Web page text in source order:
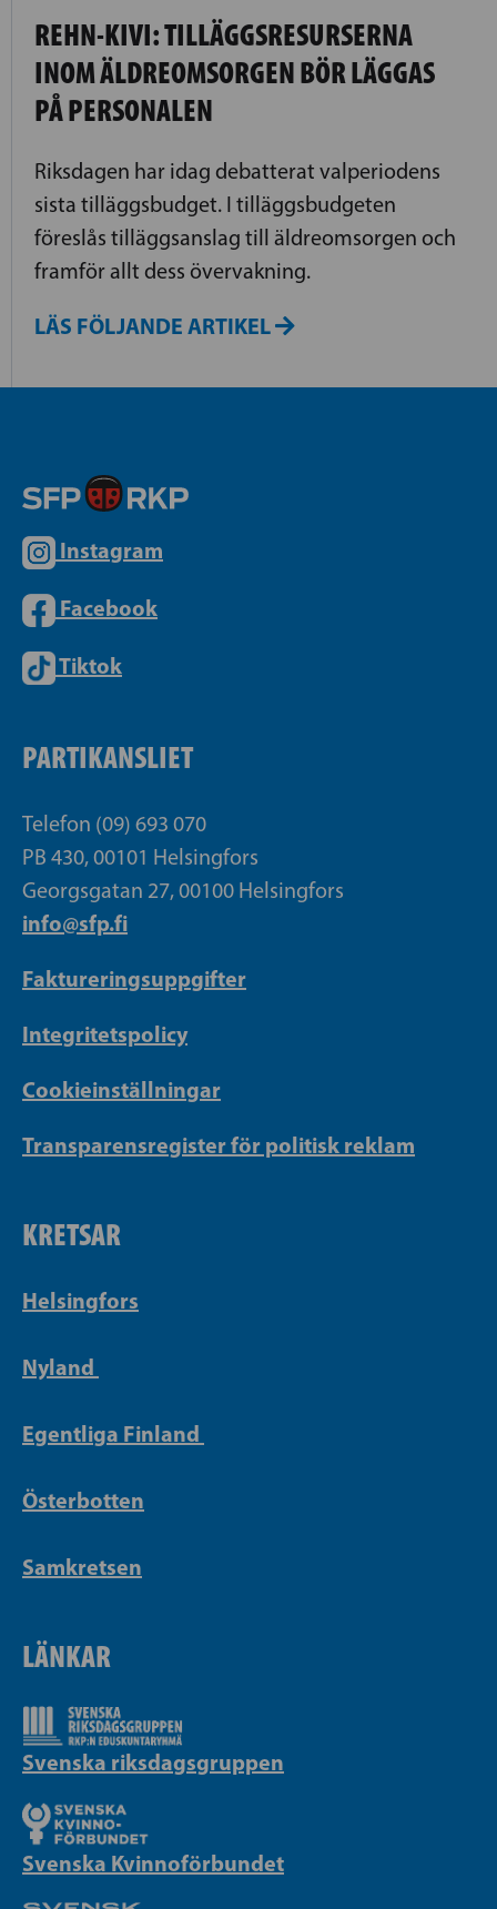
REHN-KIVI: TILLÄGGSRESURSERNA
INOM ÄLDREOMSORGEN BÖR LÄGGAS
PÅ PERSONALEN
Riksdagen har idag debatterat valperiodens
sista tilläggsbudget. I tilläggsbudgeten
föreslås tilläggsanslag till äldreomsorgen och
framför allt dess övervakning.
LÄS FÖLJANDE ARTIKEL
Instagram
Facebook
Tiktok
PARTIKANSLIET
Telefon (09) 693 070
PB 430, 00101 Helsingfors
Georgsgatan 27, 00100 Helsingfors
info@sfp.fi
Faktureringsuppgifter
Integritetspolicy
Cookieinställningar
Transparensregister för politisk reklam
KRETSAR
Helsingfors
Nyland
Egentliga Finland
Österbotten
Samkretsen
LÄNKAR
Svenska riksdagsgruppen
Svenska Kvinnoförbundet